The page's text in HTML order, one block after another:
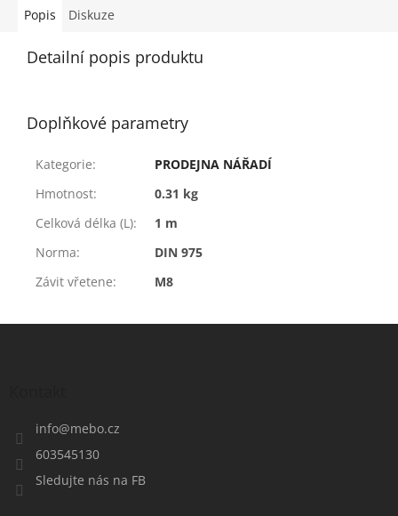
Popis Diskuze
Detailní popis produktu
Doplňkové parametry
Kategorie:
PRODEJNA NÁŘADÍ
Hmotnost:
0.31 kg
Celková délka (L):
1 m
Norma:
DIN 975
Závit vřetene: M8
info@mebo.cz
603545130
Sledujte nás na FB